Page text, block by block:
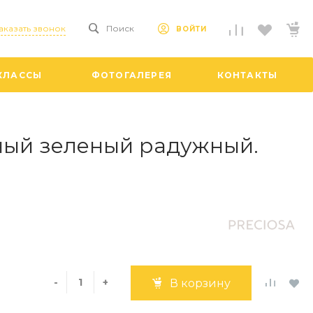
звонок Поиск ВОЙТИ
ФОТОГАЛЕРЕЯ КОНТАКТЫ
зеленый радужный.
- + В корзину